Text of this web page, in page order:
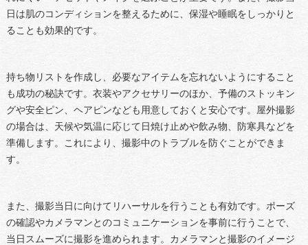
日は肌のコンディションを整えるために、保湿や睡眠をしっかりと
ることも効果的です。
持ち物リストを作成し、必要なアイテムを忘れないようにすること
も成功の秘訣です。衣装やアクセサリーのほか、予備のストッキン
グや安全ピン、ヘアピンなども用意しておくと安心です。屋外撮影
の場合は、天候や気温に応じて日焼け止めや飲み物、防寒具などを
準備します。これにより、撮影中のトラブルを防ぐことができま
す。
また、撮影当日に向けてリハーサルを行うことも有効です。ポーズ
の確認やカメラマンとのコミュニケーションを事前に行うことで、
当日スムーズに撮影を進められます。カメラマンと撮影のイメージ